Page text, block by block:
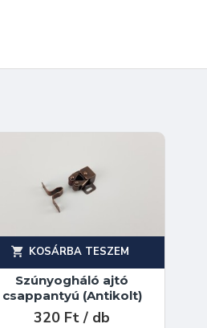
Szúnyogháló ajtó
csappantyú (Antikolt)
320 Ft / db
KOSÁRBA TESZEM